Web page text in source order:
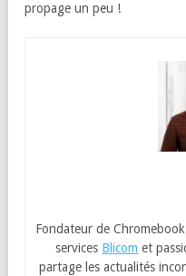
propage un peu !
Fondateur de
services Blicom et
partage les actualités